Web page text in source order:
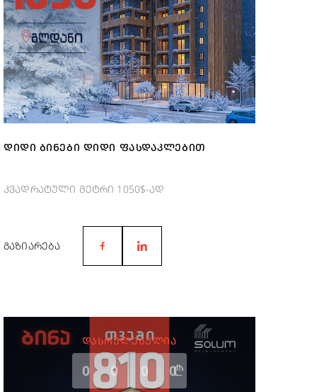
ᲓᲘᲓᲘ ᲑᲘᲜᲔᲑᲘ ᲓᲘᲓᲘ ᲤᲐᲡᲓᲐᲙᲚᲔᲑᲘᲗ
კვადრატული მეტრი 1050$-ად
ᲒᲐᲖᲘᲐᲠᲔᲑᲐ
ᲓᲐᲡᲠᲣᲚᲔᲑᲣᲚᲘᲐ
0 0 0 0